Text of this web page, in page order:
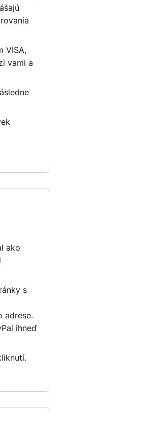
VISA,
vami a
ako
s
adrese.
ihneď